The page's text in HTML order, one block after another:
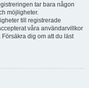
tar bara någon
möjligheter.
till registrerade
våra användarvillkor
dig om att du läst